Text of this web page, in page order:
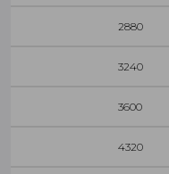
2880
3240
3600
4320